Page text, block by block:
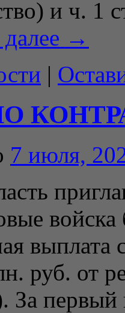
и ч. 1
→
|
7 июля,
выплата
руб. от
За